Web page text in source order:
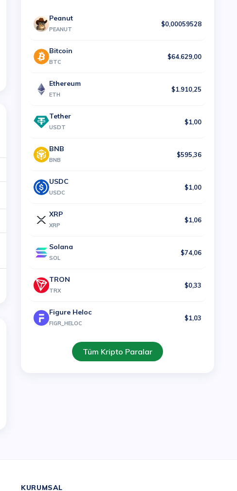
Peanut
PEANUT
$0,00059528
Bitcoin
BTC
$64.629,00
Ethereum
ETH
$1.910,25
Tether
USDT
$1,00
BNB
BNB
$595,36
USDC
USDC
$1,00
XRP
XRP
$1,06
Solana
SOL
$74,06
TRON
TRX
$0,33
Figure Heloc
FIGR_HELOC
$1,03
Tüm Kripto Paralar
KURUMSAL